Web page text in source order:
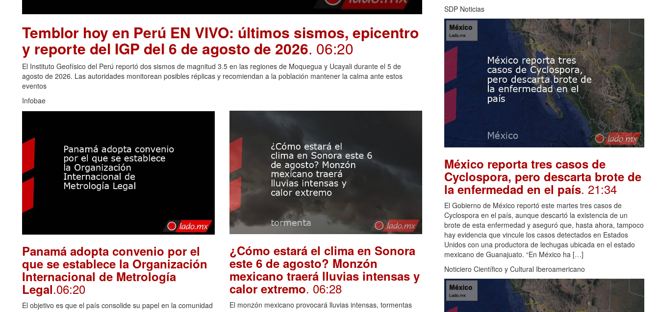
Temblor hoy en Perú EN VIVO: últimos sismos, epicentro
y reporte del IGP del 6 de agosto de 2026. 06:20
El Instituto Geofísico del Perú reportó dos sismos de magnitud 3.5 en las regiones de Moquegua y Ucayali durante el 5 de
agosto de 2026. Las autoridades monitorean posibles réplicas y recomiendan a la población mantener la calma ante estos
eventos
Infobae
Panamá adopta convenio por el
que se establece la Organización
Internacional de Metrología
Legal.06:20
El objetivo es que el país consolide su papel en la comunidad
¿Cómo estará el clima en Sonora
este 6 de agosto? Monzón
mexicano traerá lluvias intensas y
calor extremo. 06:28
El monzón mexicano provocará lluvias intensas, tormentas
SDP Noticias
México reporta tres casos de
Cyclospora, pero descarta brote de
la enfermedad en el país. 21:34
El Gobierno de México reportó este martes tres casos de
Cyclospora en el país, aunque descartó la existencia de un
brote de esta enfermedad y aseguró que, hasta ahora, tampoco
hay evidencia que vincule los casos detectados en Estados
Unidos con una productora de lechugas ubicada en el estado
mexicano de Guanajuato. “En México ha […]
Noticiero Científico y Cultural Iberoamericano